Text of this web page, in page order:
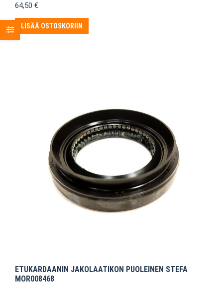
64,50 €
LISÄÄ OSTOSKORIIN
ETUKARDAANIN JAKOLAATIKON PUOLEINEN STEFA
MOR008468